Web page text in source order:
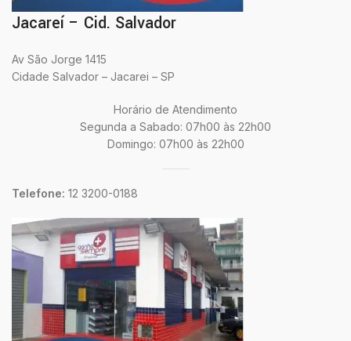
Jacareí – Cid. Salvador
Av São Jorge 1415
Cidade Salvador – Jacarei – SP
Horário de Atendimento
Segunda a Sabado: 07h00 às 22h00
Domingo: 07h00 às 22h00
Telefone: 12 3200-0188